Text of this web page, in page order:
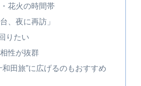
花火の時間帯
、夜に再訪」
りたい
性が抜群
田旅”に広げるのもおすすめ